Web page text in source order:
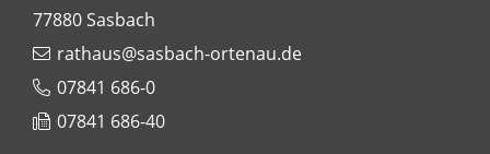
77880Sasbach
rathaus@sasbach-ortenau.de
07841 686-0
07841 686-40